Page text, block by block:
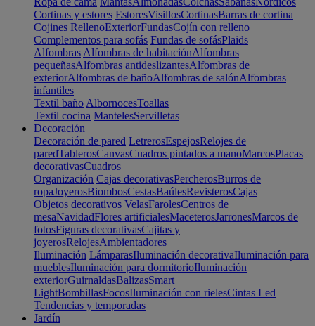
Cortinas y estores EstoresVisillosCortinasBarras de cortina
Cojines RellenoExteriorFundasCojín con relleno
Complementos para sofás Fundas de sofásPlaids
Alfombras Alfombras de habitaciónAlfombras
pequeñasAlfombras antideslizantesAlfombras de
exteriorAlfombras de bañoAlfombras de salónAlfombras
infantiles
Textil baño AlbornocesToallas
Textil cocina MantelesServilletas
Decoración
Decoración de pared LetrerosEspejosRelojes de
paredTablerosCanvasCuadros pintados a manoMarcosPlacas
decorativasCuadros
Organización Cajas decorativasPercherosBurros de
ropaJoyerosBiombosCestasBaúlesRevisterosCajas
Objetos decorativos VelasFarolesCentros de
mesaNavidadFlores artificialesMaceterosJarronesMarcos de
fotosFiguras decorativasCajitas y
joyerosRelojesAmbientadores
Iluminación LámparasIluminación decorativaIluminación para
mueblesIluminación para dormitorioIluminación
exteriorGuirnaldasBalizasSmart
LightBombillasFocosIluminación con rielesCintas Led
Tendencias y temporadas
Jardín